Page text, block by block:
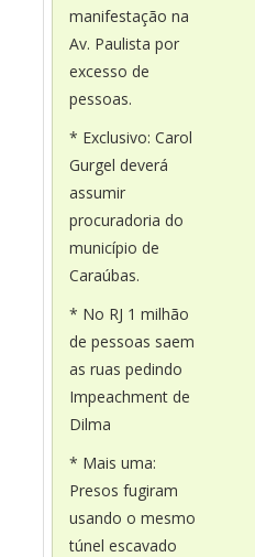
manifestação na
Av. Paulista por
excesso de
pessoas.
* Exclusivo: Carol
Gurgel deverá
assumir
procuradoria do
município de
Caraúbas.
* No RJ 1 milhão
de pessoas saem
as ruas pedindo
Impeachment de
Dilma
* Mais uma:
Presos fugiram
usando o mesmo
túnel escavado